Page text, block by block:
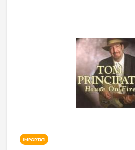
Soon, tratta dal repertorio di B.B King
IMPORTATI